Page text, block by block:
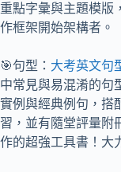
重點字彙與主題模版
作框架開始架構者。
🎯句型： 大考英文句
中常見與易混淆的句
實例與經典例句，搭
習，並有隨堂評量附
作的超強工具書！大